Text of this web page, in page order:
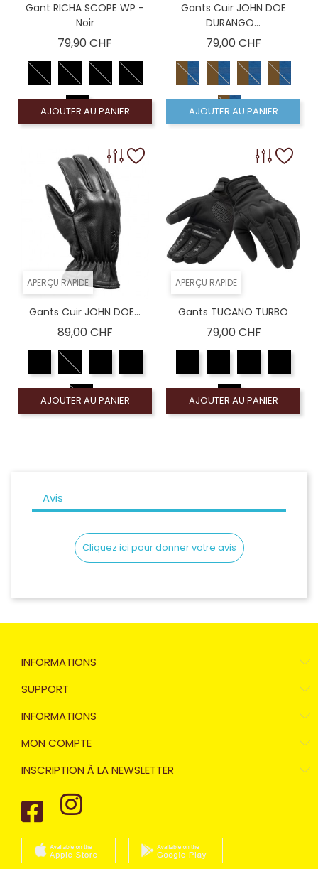
Gant RICHA SCOPE WP -
Noir
79,90 CHF
AJOUTER AU PANIER
Gants Cuir JOHN DOE
DURANGO...
79,00 CHFPrix
AJOUTER AU PANIER
APERÇU RAPIDE
Gants Cuir JOHN DOE...
89,00 CHFPrix
AJOUTER AU PANIER
APERÇU RAPIDE
Gants TUCANO TURBO
79,00 CHFPrix
AJOUTER AU PANIER
Avis
Cliquez ici pour donner votre avis
INFORMATIONS
SUPPORT
INFORMATIONS
MON COMPTE
INSCRIPTION À LA NEWSLETTER